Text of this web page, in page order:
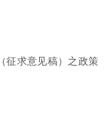
征求意见稿）之政策